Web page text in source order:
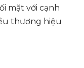
mặt với cạnh
thương hiệu